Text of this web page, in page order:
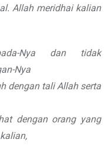
Allah meridhai kalian
Nya dan tidak
Nya
dengan tali Allah serta
dengan orang yang